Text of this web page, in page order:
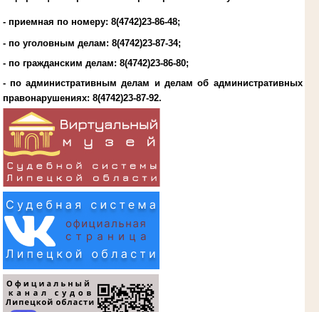
- приемная по номеру: 8(4742)23-86-48;
- по уголовным делам: 8(4742)23-87-34;
- по гражданским делам: 8(4742)23-86-80;
- по административным делам и делам об административных
правонарушениях: 8(4742)23-87-92.